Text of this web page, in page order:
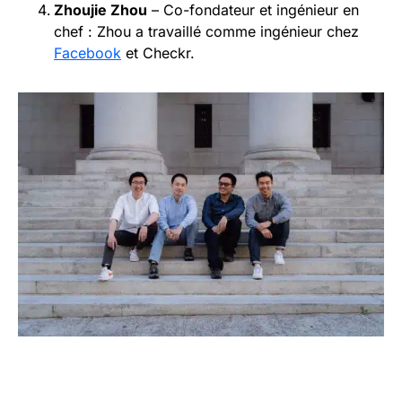
Zhoujie Zhou – Co-fondateur et ingénieur en
chef : Zhou a travaillé comme ingénieur chez
Facebook et Checkr.